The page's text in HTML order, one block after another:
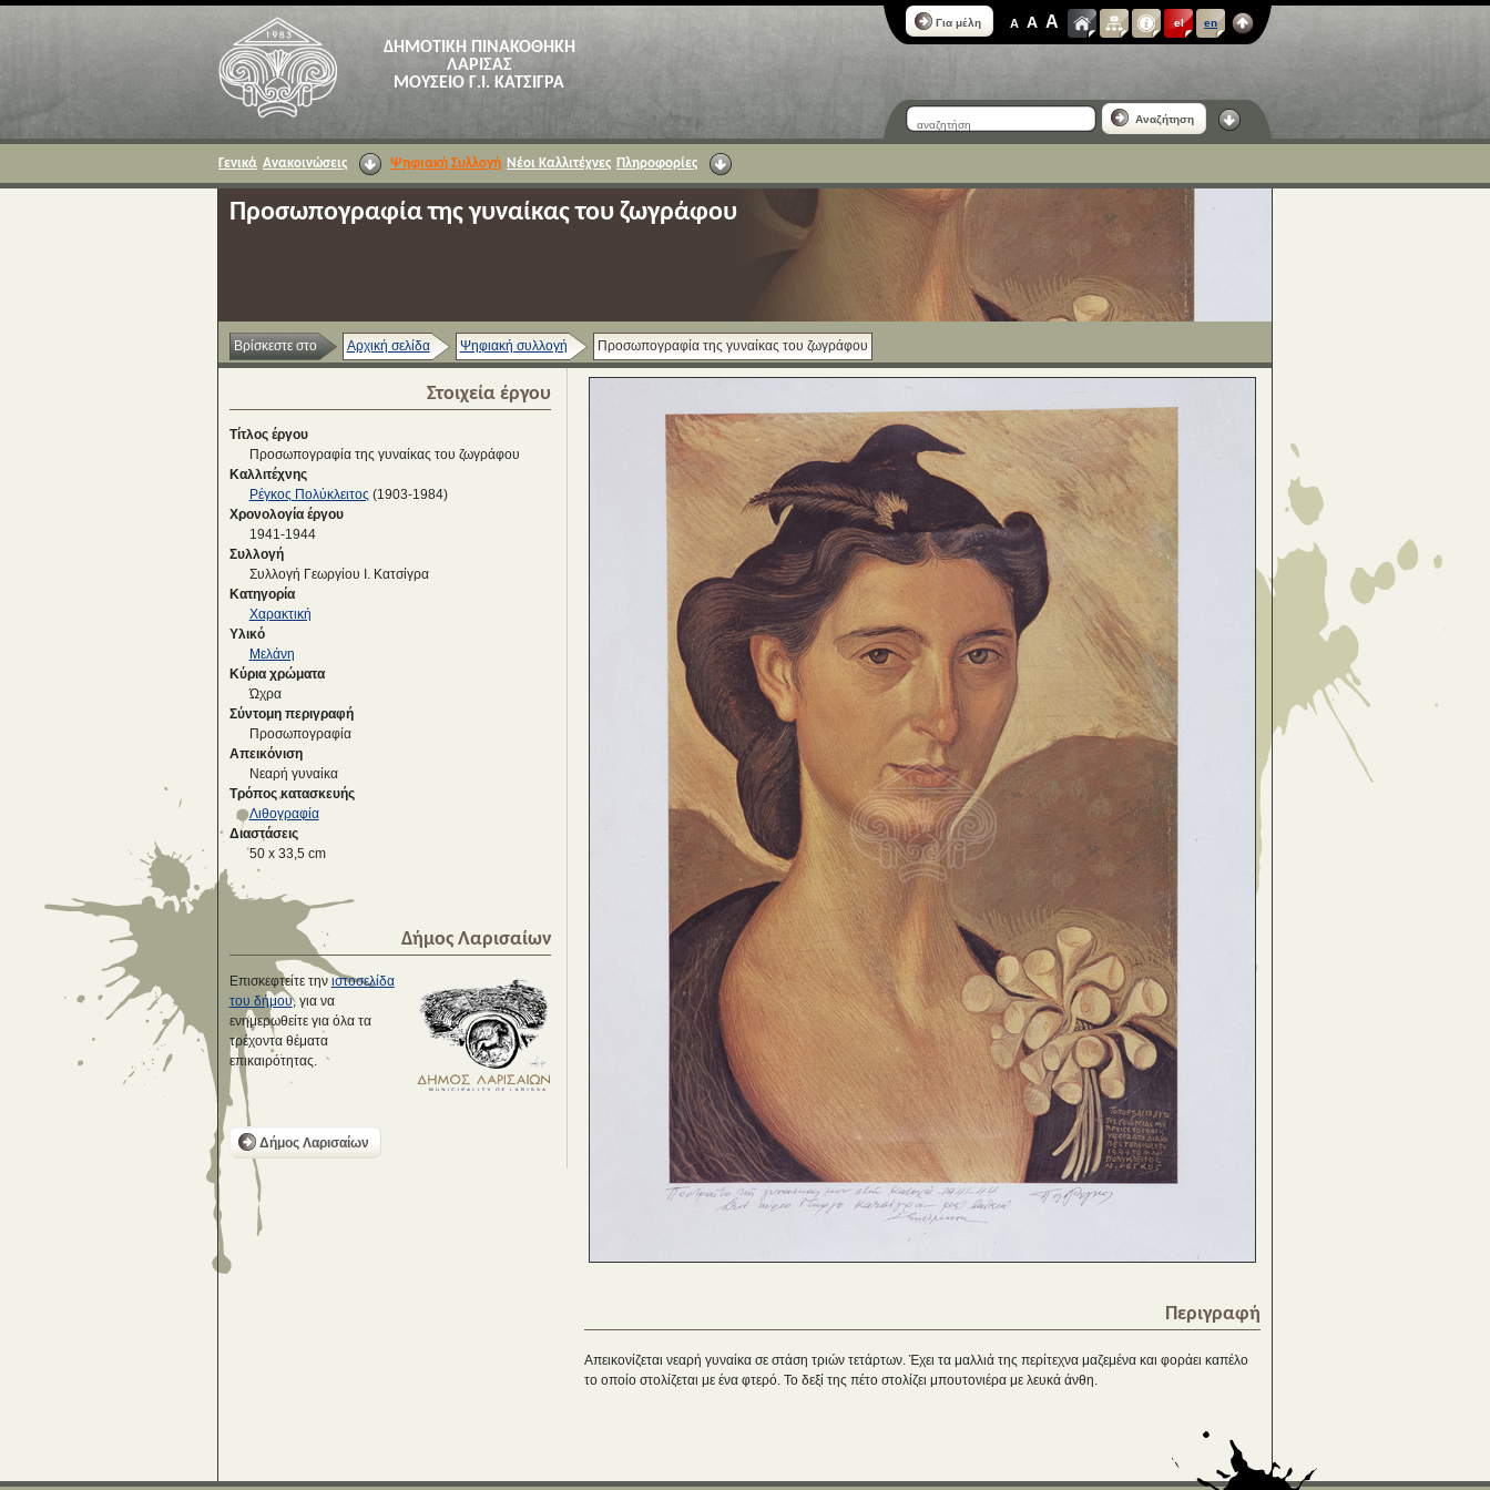
ΔΗΜΟΤΙΚΗ ΠΙΝΑΚΟΘΗΚΗ
ΛΑΡΙΣΑΣ
ΜΟΥΣΕΙΟ Γ.Ι. ΚΑΤΣΙΓΡΑ
Για μέλη A A A el en
Αναζήτηση
Γενικά Ανακοινώσεις Ψηφιακή Συλλογή Νέοι Καλλιτέχνες Πληροφορίες
Προσωπογραφία της γυναίκας του ζωγράφου
Βρίσκεστε στο Αρχική σελίδα Ψηφιακή συλλογή Προσωπογραφία της γυναίκας του ζωγράφου
Στοιχεία έργου
Τίτλος έργου
Προσωπογραφία της γυναίκας του ζωγράφου
Καλλιτέχνης
Ρέγκος Πολύκλειτος (1903-1984)
Χρονολογία έργου
1941-1944
Συλλογή
Συλλογή Γεωργίου Ι. Κατσίγρα
Κατηγορία
Χαρακτική
Υλικό
Μελάνη
Κύρια χρώματα
Ώχρα
Σύντομη περιγραφή
Προσωπογραφία
Απεικόνιση
Νεαρή γυναίκα
Τρόπος κατασκευής
Λιθογραφία
Διαστάσεις
50 x 33,5 cm
Δήμος Λαρισαίων
Επισκεφτείτε την ιστοσελίδα
του δήμου, για να
ενημερωθείτε για όλα τα
τρέχοντα θέματα
επικαιρότητας.
Δήμος Λαρισαίων
Περιγραφή
Απεικονίζεται νεαρή γυναίκα σε στάση τριών τετάρτων. Έχει τα μαλλιά της περίτεχνα μαζεμένα και φοράει καπέλο
το οποίο στολίζεται με ένα φτερό. Το δεξί της πέτο στολίζει μπουτονιέρα με λευκά άνθη.